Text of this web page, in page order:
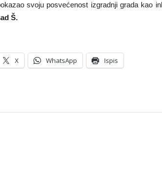
svoju posvećenost izgradnji grada kao
Š.
X WhatsApp Ispis